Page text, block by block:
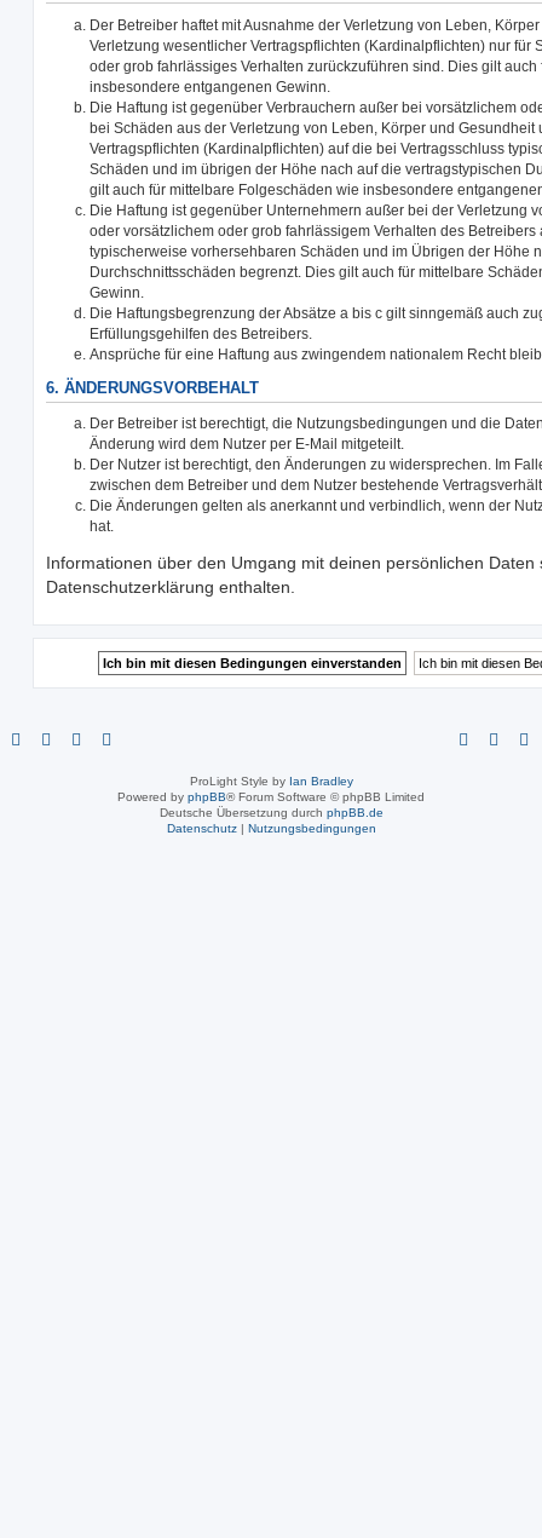
Der Betreiber haftet mit Ausnahme der Verletzung von Leben,
Verletzung wesentlicher Vertragspflichten (Kardinalpflichten) nur für
oder grob fahrlässiges Verhalten zurückzuführen sind. Dies gilt
insbesondere entgangenen Gewinn.
Die Haftung ist gegenüber Verbrauchern außer bei vorsätzlichem
bei Schäden aus der Verletzung von Leben, Körper und
Vertragspflichten (Kardinalpflichten) auf die bei Vertragsschluss
Schäden und im übrigen der Höhe nach auf die vertragstypischen
gilt auch für mittelbare Folgeschäden wie insbesondere
Die Haftung ist gegenüber Unternehmern außer bei der Verletzung
oder vorsätzlichem oder grob fahrlässigem Verhalten des Betreibers
typischerweise vorhersehbaren Schäden und im Übrigen der Höhe
Durchschnittsschäden begrenzt. Dies gilt auch für mittelbare
Gewinn.
Die Haftungsbegrenzung der Absätze a bis c gilt sinngemäß auch
Erfüllungsgehilfen des Betreibers.
Ansprüche für eine Haftung aus zwingendem nationalem Recht
6. ÄNDERUNGSVORBEHALT
Der Betreiber ist berechtigt, die Nutzungsbedingungen und die
Änderung wird dem Nutzer per E-Mail mitgeteilt.
Der Nutzer ist berechtigt, den Änderungen zu widersprechen. Im
zwischen dem Betreiber und dem Nutzer bestehende
Die Änderungen gelten als anerkannt und verbindlich, wenn der
hat.
Informationen über den Umgang mit deinen persönlichen Daten
Datenschutzerklärung enthalten.
ProLight Style by Ian Bradley
Powered by phpBB® Forum Software © phpBB Limited
Deutsche Übersetzung durch phpBB.de
Datenschutz| Nutzungsbedingungen